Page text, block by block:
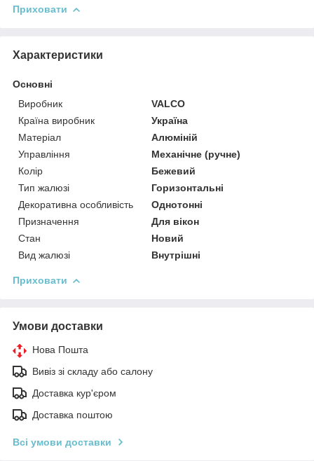
Приховати
Характеристики
Основні
Виробник
VALCO
Країна виробник
Україна
Матеріал
Алюміній
Управління
Механічне (ручне)
Колір
Бежевий
Тип жалюзі
Горизонтальні
Декоративна особливість
Однотонні
Призначення
Для вікон
Стан
Новий
Вид жалюзі
Внутрішні
Приховати
Умови доставки
Нова Пошта
Вивіз зі складу або салону
Доставка кур'єром
Доставка поштою
Всі умови доставки